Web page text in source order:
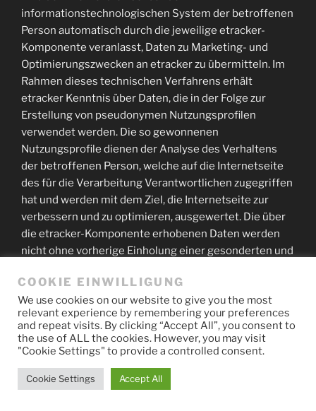
informationstechnologischen System der betroffenen
Person automatisch durch die jeweilige etracker-
Komponente veranlasst, Daten zu Marketing- und
Optimierungszwecken an etracker zu übermitteln. Im
Rahmen dieses technischen Verfahrens erhält
etracker Kenntnis über Daten, die in der Folge zur
Erstellung von pseudonymen Nutzungsprofilen
verwendet werden. Die so gewonnenen
Nutzungsprofile dienen der Analyse des Verhaltens
der betroffenen Person, welche auf die Internetseite
des für die Verarbeitung Verantwortlichen zugegriffen
hat und werden mit dem Ziel, die Internetseite zur
verbessern und zu optimieren, ausgewertet. Die über
die etracker-Komponente erhobenen Daten werden
nicht ohne vorherige Einholung einer gesonderten und
dazu genutzt, die betroffene Person zu identifizieren.
Diese Daten werden nicht mit personenbezogenen
Daten oder mit anderen Daten, die das gleiche
Pseudonym enthalten, zusammengeführt.
Die betroffene Person kann die Setzung von Cookies
durch unsere Internetseite, wie oben bereits
COOKIE EINWILLIGUNG
We use cookies on our website to give you the most
relevant experience by remembering your preferences
and repeat visits. By clicking “Accept All”, you consent to
the use of ALL the cookies. However, you may visit
"Cookie Settings" to provide a controlled consent.
Cookie Settings Accept All